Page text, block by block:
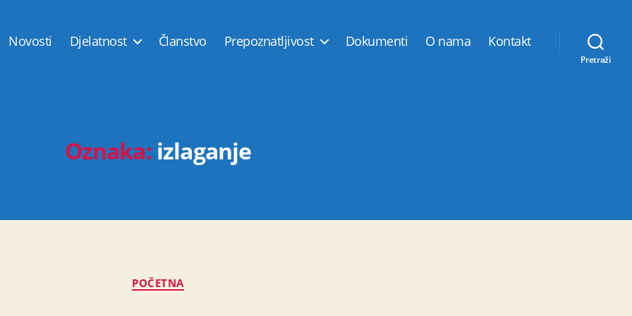
Novosti Djelatnost Članstvo Prepoznatljivost Dokumenti O nama Kontakt
Pretraži
Oznaka: izlaganje
Kategorije
POČETNA